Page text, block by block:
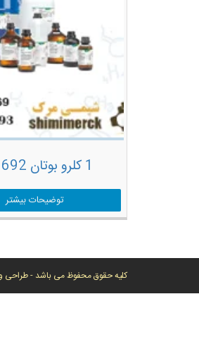
1 کلرو بوتان 101692
توضیحات بیشتر
کلیه حقوق محفوظ می باشد - طراحی